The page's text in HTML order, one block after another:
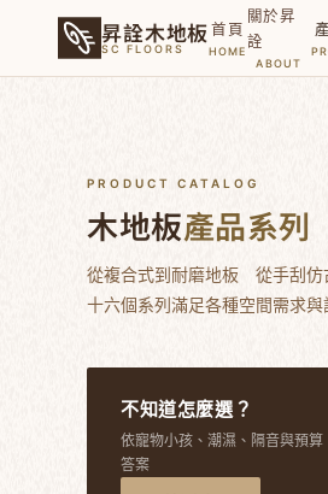
昇詮木地板
SC FLOORS
首頁
HOME
關於昇
詮
ABOUT
PRODUCT CATALOG
木地板產品系列
從複合式到耐磨地板 從手刮
十六個系列滿足各種空間需求與
不知道怎麼選？
依寵物小孩、潮濕、隔音與預算
答案